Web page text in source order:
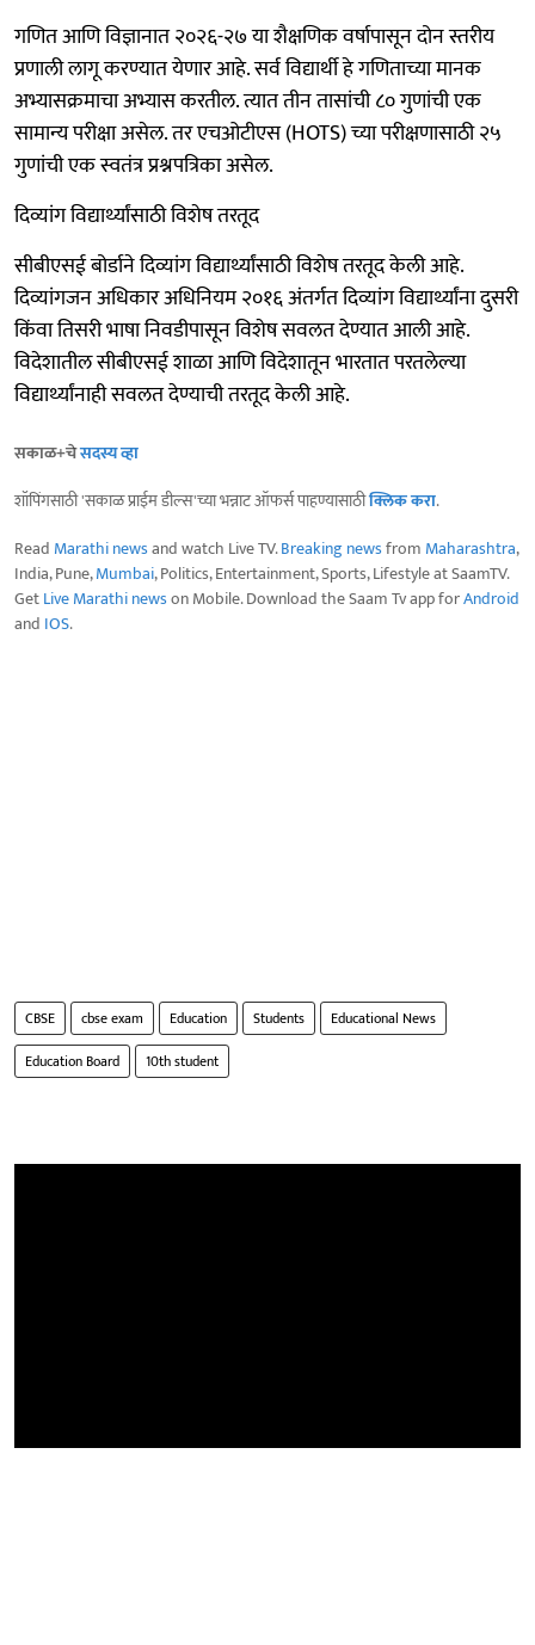
गणित आणि विज्ञानात २०२६-२७ या शैक्षणिक वर्षापासून दोन स्तरीय
प्रणाली लागू करण्यात येणार आहे. सर्व विद्यार्थी हे गणिताच्या मानक
अभ्यासक्रमाचा अभ्यास करतील. त्यात तीन तासांची ८० गुणांची एक
सामान्य परीक्षा असेल. तर एचओटीएस (HOTS) च्या परीक्षणासाठी २५
गुणांची एक स्वतंत्र प्रश्नपत्रिका असेल.
दिव्यांग विद्यार्थ्यांसाठी विशेष तरतूद
सीबीएसई बोर्डाने दिव्यांग विद्यार्थ्यांसाठी विशेष तरतूद केली आहे.
दिव्यांगजन अधिकार अधिनियम २०१६ अंतर्गत दिव्यांग विद्यार्थ्यांना दुसरी
किंवा तिसरी भाषा निवडीपासून विशेष सवलत देण्यात आली आहे.
विदेशातील सीबीएसई शाळा आणि विदेशातून भारतात परतलेल्या
विद्यार्थ्यांनाही सवलत देण्याची तरतूद केली आहे.
सकाळ+चेसदस्य व्हा
शॉपिंगसाठी 'सकाळ प्राईम डील्स'च्या भन्नाट ऑफर्स पाहण्यासाठीक्लिक करा.
Read Marathi newsand watch Live TV.Breaking newsfrom Maharashtra,
India, Pune,Mumbai, Politics, Entertainment, Sports, Lifestyle at SaamTV.
GetLive Marathi newson Mobile. Download the Saam Tv app forAndroid
and IOS.
CBSE cbse exam Education Students
Educational News
Education Board
10th student